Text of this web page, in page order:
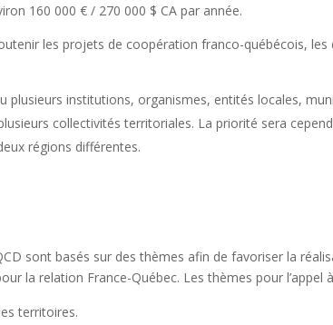
160 000 € / 270 000 $ CA par année.
les projets de coopération franco-québécois,
plusieurs institutions, organismes, entités locales,
collectivités territoriales. La priorité sera
régions différentes.
sont basés sur des thèmes afin de favoriser la
la relation France-Québec. Les thèmes pour l’appel
territoires.